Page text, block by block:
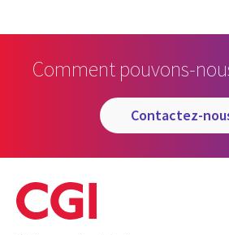
Comment pouvons-
contactez-